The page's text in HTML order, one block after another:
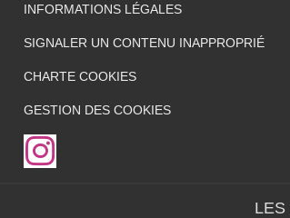
INFORMATIONS LÉGALES
SIGNALER UN CONTENU INAPPROPRIÉ
CHARTE COOKIES
GESTION DES COOKIES
LES